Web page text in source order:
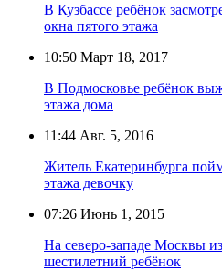
В Кузбассе ребёнок
окна пятого этажа
10:50 Март 18, 2017
В Подмосковье ребёнок
этажа дома
11:44 Авг. 5, 2016
Житель Екатеринбурга
этажа девочку
07:26 Июнь 1, 2015
На северо-западе Москвы
шестилетний ребёнок